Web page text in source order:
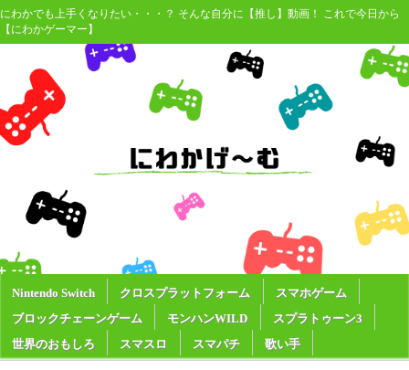
にわかでも上手くなりたい・・・？ そんな自分に【推し】動画！ これで今日から
【にわかゲーマー】
Nintendo Switch クロスプラットフォーム
スマホゲーム
ブロックチェーンゲーム
モンハンWILD
スプラトゥーン3
世界のおもしろ
スマスロ スマパチ 歌い手